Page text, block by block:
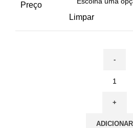
Preço
Limpar
ADICIONAR